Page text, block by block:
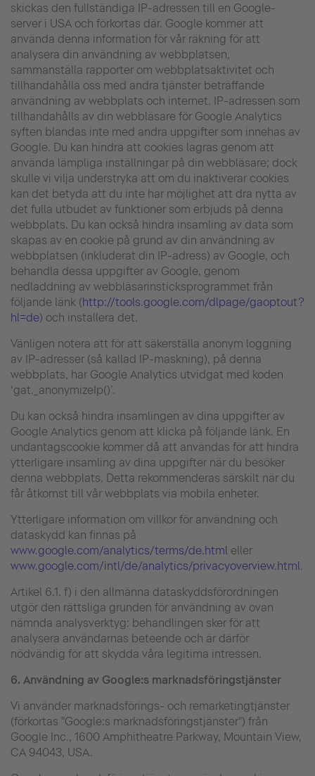
skickas den fullständiga IP-adressen till en Google-
server i USA och förkortas där. Google kommer att
använda denna information för vår räkning för att
analysera din användning av webbplatsen,
sammanställa rapporter om webbplatsaktivitet och
tillhandahålla oss med andra tjänster beträffande
användning av webbplats och internet. IP-adressen som
tillhandahålls av din webbläsare för Google Analytics
syften blandas inte med andra uppgifter som innehas av
Google. Du kan hindra att cookies lagras genom att
använda lämpliga inställningar på din webbläsare; dock
skulle vi vilja understryka att om du inaktiverar cookies
kan det betyda att du inte har möjlighet att dra nytta av
det fulla utbudet av funktioner som erbjuds på denna
webbplats. Du kan också hindra insamling av data som
skapas av en cookie på grund av din användning av
webbplatsen (inkluderat din IP-adress) av Google, och
behandla dessa uppgifter av Google, genom
nedladdning av webbläsarinsticksprogrammet från
följande länk (http://tools.google.com/dlpage/gaoptout?
hl=de) och installera det.
Vänligen notera att för att säkerställa anonym loggning
av IP-adresser (så kallad IP-maskning), på denna
webbplats, har Google Analytics utvidgat med koden
‘gat._anonymizeIp()’.
Du kan också hindra insamlingen av dina uppgifter av
Google Analytics genom att klicka på följande länk. En
undantagscookie kommer då att användas för att hindra
ytterligare insamling av dina uppgifter när du besöker
denna webbplats. Detta rekommenderas särskilt när du
får åtkomst till vår webbplats via mobila enheter.
Ytterligare information om villkor för användning och
dataskydd kan finnas på
www.google.com/analytics/terms/de.html eller
www.google.com/intl/de/analytics/privacyoverview.html.
Artikel 6.1. f) i den allmänna dataskyddsförordningen
utgör den rättsliga grunden för användning av ovan
nämnda analysverktyg: behandlingen sker för att
analysera användarnas beteende och är därför
nödvändig för att skydda våra legitima intressen.
6. Användning av Google:s marknadsföringstjänster
Vi använder marknadsförings- och remarketingtjänster
(förkortas "Google:s marknadsföringstjänster") från
Google Inc., 1600 Amphitheatre Parkway, Mountain View,
CA 94043, USA.